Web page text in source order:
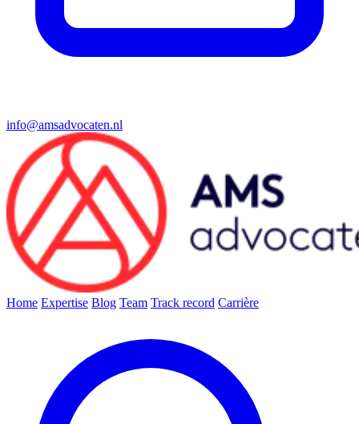
info@amsadvocaten.nl
Home Expertise Blog Team Track record Carrière